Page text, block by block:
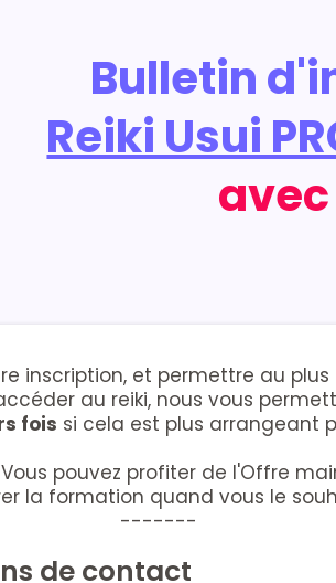
Bulletin
Reiki Usui
avec
inscription, et permettre au
au reiki, nous vous
fois si cela est plus arrangeant
Vous pouvez profiter de l'Offre
la formation quand vous le
-------
de contact